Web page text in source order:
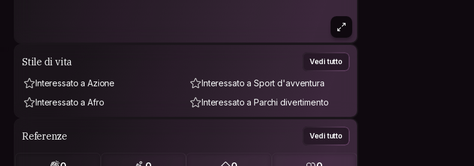
Stile di vita Vedi tutto
Interessato a Azione
Interessato a Sport d'avventura
Interessato a Afro
Interessato a Parchi divertimento
Referenze Vedi tutto